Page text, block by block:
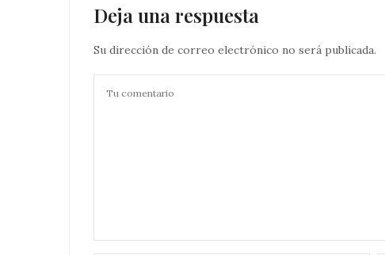
Deja una respuesta
Su dirección de correo electrónico no será publicada.